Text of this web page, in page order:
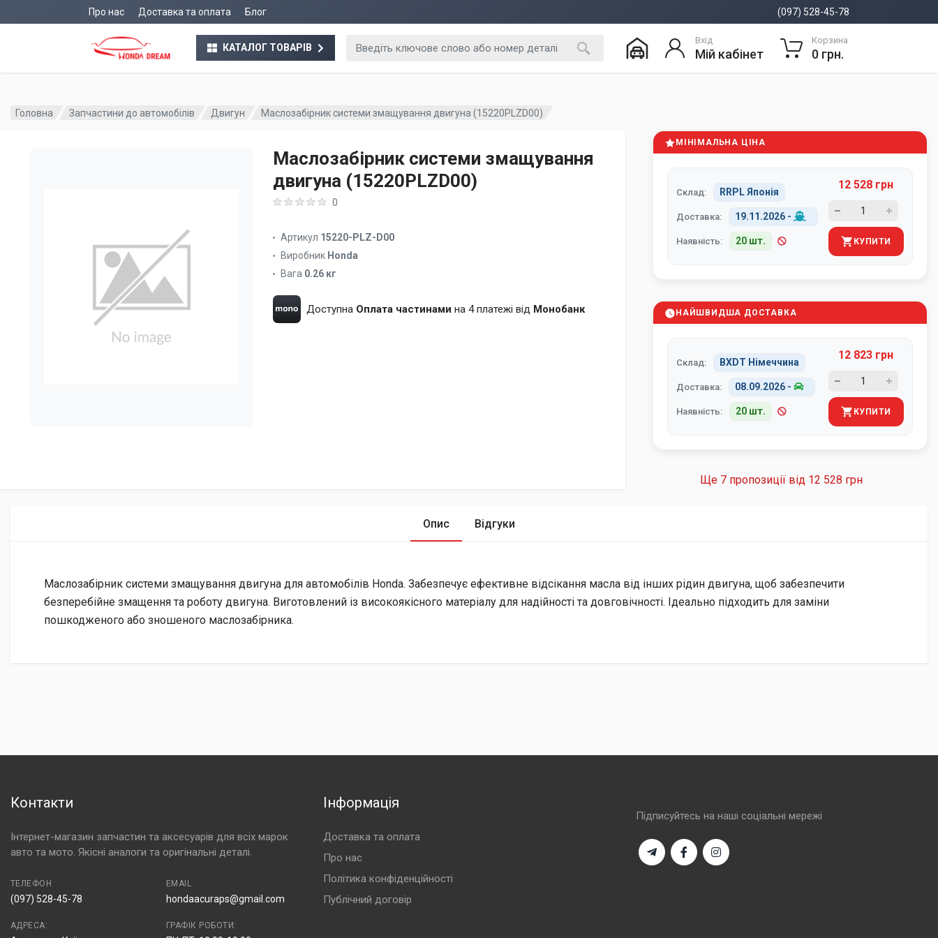
Про нас Доставка та оплата Блог (097) 528-45-78
КАТАЛОГ ТОВАРІВ
Вхід
Мій кабінет
Корзина
0 грн.
Головна Запчастини до автомобілів Двигун Маслозабірник системи змащування двигуна (15220PLZD00)
Маслозабірник системи змащування
двигуна (15220PLZD00)
0
Артикул 15220-PLZ-D00
Виробник Honda
Вага 0.26 кг
Доступна Оплата частинами на 4 платежі від Монобанк
МІНІМАЛЬНА ЦІНА
Склад: RRPL Японія
Доставка: 19.11.2026 -
Наявність: 20 шт.
12 528 грн
КУПИТИ
НАЙШВИДША ДОСТАВКА
Склад: BXDT Німеччина
Доставка: 08.09.2026 -
Наявність: 20 шт.
12 823 грн
КУПИТИ
Ще 7 пропозиції від 12 528 грн
Опис Відгуки
Маслозабірник системи змащування двигуна для автомобілів Honda. Забезпечує ефективне відсікання масла від інших рідин двигуна, щоб забезпечити
безперебійне змащення та роботу двигуна. Виготовлений із високоякісного матеріалу для надійності та довговічності. Ідеально підходить для заміни
пошкодженого або зношеного маслозабірника.
Контакти
Інтернет-магазин запчастин та аксесуарів для всіх марок
авто та мото. Якісні аналоги та оригінальні деталі.
ТЕЛЕФОН
(097) 528-45-78
EMAIL
hondaacuraps@gmail.com
АДРЕСА: ГРАФІК РОБОТИ:
Інформація
Доставка та оплата
Про нас
Політика конфіденційності
Публічний договір
Підписуйтесь на наші соціальні мережі